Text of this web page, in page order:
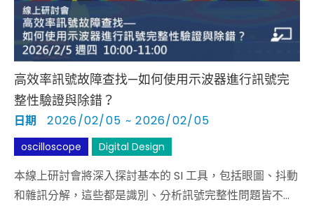
高效率訊號故障查找—如何使用示波器進行訊號完
整性驗證與除錯？
日期 2026/02/05 ~ 2026/02/05
oscilloscope Digital Design
本線上研討會將深入探討基本的 SI 工具，包括眼圖、抖動
和雜訊分解，這些都是識別、分析訊號完整性問題皆不可